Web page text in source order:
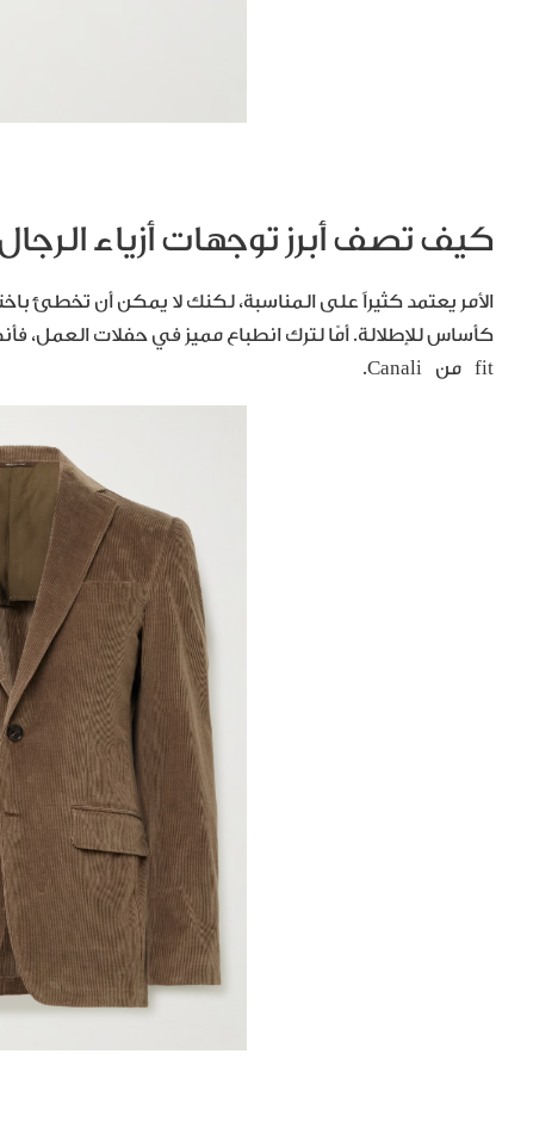
كيف تصف أبرز توجهات أزياء
الأمر يعتمد كثيراً على المناسبة، لكنك لا يمكن أن تخطئ
fit من Canali.